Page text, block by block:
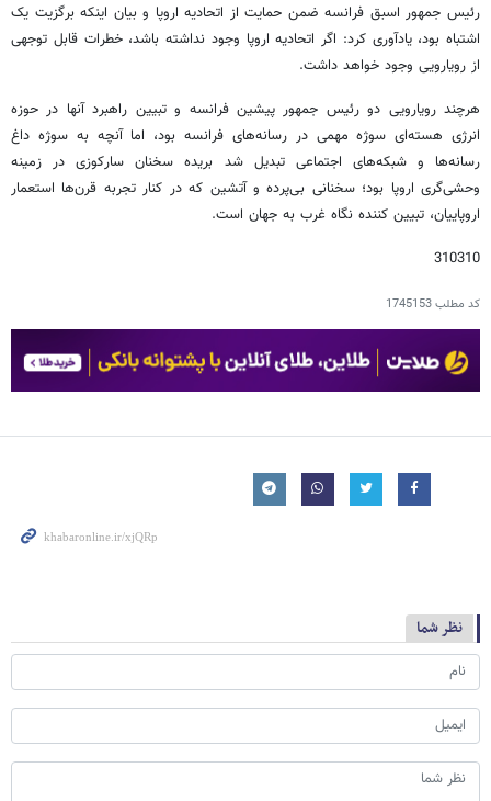
رئیس جمهور اسبق فرانسه ضمن حمایت از اتحادیه اروپا و بیان اینکه برگزیت یک
اشتباه بود، یادآوری کرد: اگر اتحادیه اروپا وجود نداشته باشد، خطرات قابل توجهی
از رویارویی وجود خواهد داشت.
هرچند رویارویی دو رئیس جمهور پیشین فرانسه و تبیین راهبرد آنها در حوزه
انرژی هسته‌ای سوژه مهمی در رسانه‌های فرانسه بود، اما آنچه به سوژه داغ
رسانه‌ها و شبکه‌های اجتماعی تبدیل شد بریده سخنان سارکوزی در زمینه
وحشی‌گری اروپا بود؛ سخنانی بی‌پرده و آتشین که در کنار تجربه قرن‌ها استعمار
اروپاییان، تبیین کننده نگاه غرب به جهان است.
310310
کد مطلب1745153
نظر شما